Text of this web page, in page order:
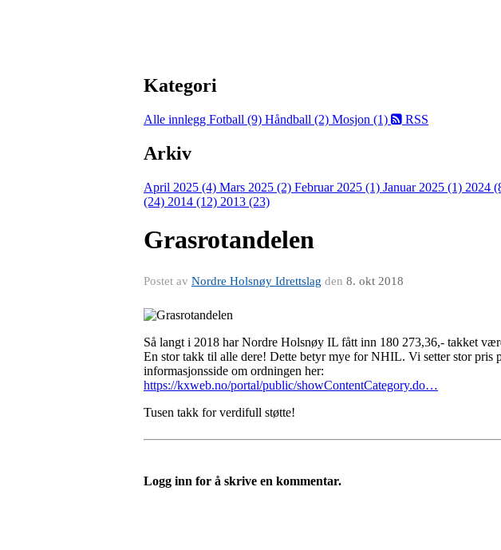
Kategori
Alle innlegg Fotball (9) Håndball (2) Mosjon (1) RSS
Arkiv
April 2025 (4) Mars 2025 (2) Februar 2025 (1) Januar 2025 (1) 2024
(24) 2014 (12) 2013 (23)
Grasrotandelen
Postet av Nordre Holsnøy Idrettslag den 8. okt 2018
Så langt i 2018 har Nordre Holsnøy IL fått inn 180 273,36,- takket
En stor takk til alle dere! Dette betyr mye for NHIL. Vi setter stor pris
informasjonsside om ordningen her:
https://kxweb.no/portal/public/showContentCategory.do…
Tusen takk for verdifull støtte!
Logg inn for å skrive en kommentar.